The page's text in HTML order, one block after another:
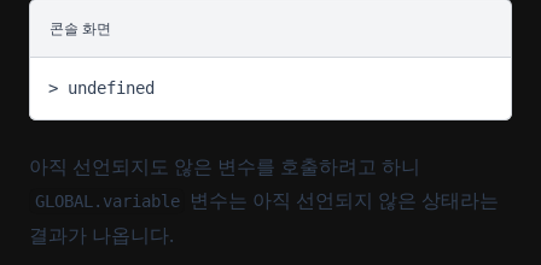
콘솔 화면
> undefined
아직 선언되지도 않은 변수를 호출하려고 하니
GLOBAL.variable
변수는 아직 선언되지 않은 상태라는
결과가 나옵니다.